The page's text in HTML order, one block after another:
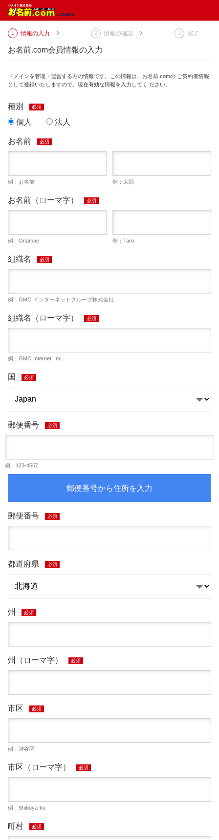
情報の入力 情報の確認 完了
お名前.com会員情報の入力
ドメインを管理・運営する方の情報です。この情報は、お名前.comの ご契約者情報
として登録いたしますので、現在有効な情報を入力してく ださい。
種別 必須
個人 法人
お名前 必須
例：お名前 例：太郎
お名前（ローマ字） 必須
例：Onamae 例：Taro
組織名 必須
例：GMO インターネットグループ株式会社
組織名（ローマ字） 必須
例：GMO Internet, Inc.
国 必須
郵便番号 必須
例：123-4567
郵便番号から住所を入力
郵便番号 必須
都道府県 必須
州 必須
州（ローマ字） 必須
市区 必須
例：渋谷区
市区（ローマ字） 必須
例：Shibuya-ku
町村 必須